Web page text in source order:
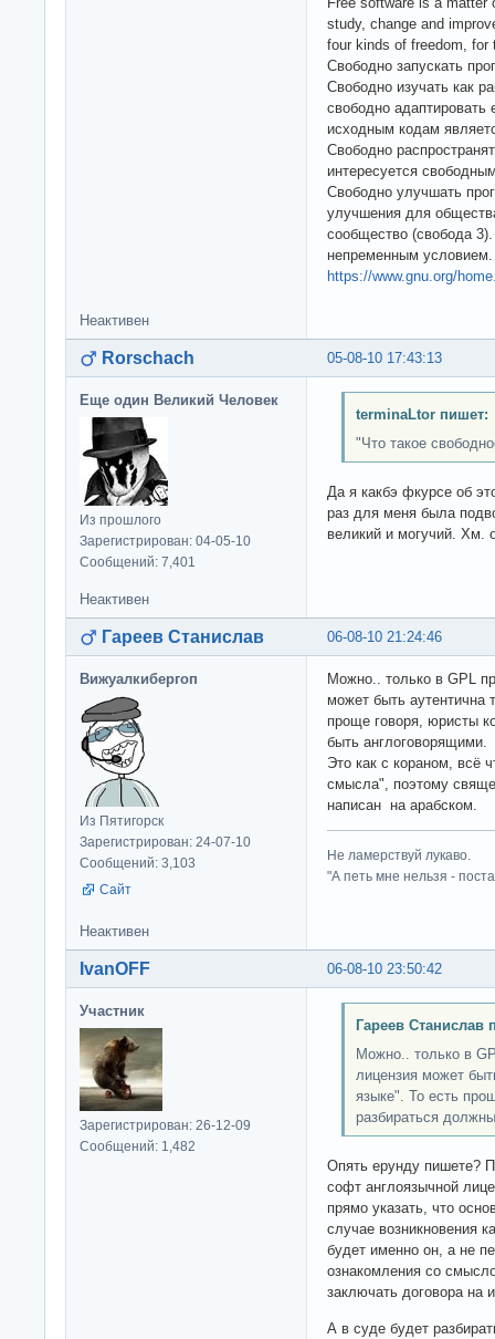
study, change and
four kinds of freedom,
Свободно запускать
Свободно изучать как
свободно
исходным кодам
Свободно
интересуется
Свободно улучшать
улучшения для
сообщество (свобода
непременным условием.
https://www.gnu.org/
Неактивен
05-08-10 17:43:13
Rorschach
Еще один Великий Человек
Из прошлого
Зарегистрирован: 04-05-10
Сообщений: 7,401
terminaLtor пишет:
"Что такое
Да я какбэ фкурсе об
раз для меня была
великий и могучий. Хм.
Неактивен
06-08-10 21:24:46
Гареев Станислав
Вижуалкибергоп
Из Пятигорск
Зарегистрирован: 24-07-10
Сообщений: 3,103
Сайт
Можно.. только в GPL
может быть аутентична
проще говоря, юристы
быть англоговорящими.
Это как с кораном, всё
смысла", поэтому
написан на арабском.
Не ламерствуй лукаво.
"А петь мне нельзя -
Неактивен
06-08-10 23:50:42
IvanOFF
Участник
Зарегистрирован: 26-12-09
Сообщений: 1,482
Гареев Станислав
Можно.. только в
лицензия может
языке". То есть
разбираться
Опять ерунду пишете?
софт англоязычной
прямо указать, что
случае возникновения
будет именно он, а не
ознакомления со
заключать договора на
А в суде будет